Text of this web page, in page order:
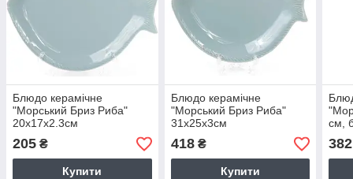
Блюдо керамічне
"Морський Бриз Риба"
20х17х2.3см
205 ₴
Купити
Блюдо керамічне
"Морський Бриз Риба"
31х25х3см
418₴
Купити
см,
382